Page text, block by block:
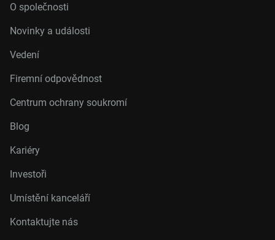
O společnosti
Novinky a události
Vedení
Firemní odpovědnost
Centrum ochrany soukromí
Blog
Kariéry
Investoři
Umístění kanceláří
Kontaktujte nás